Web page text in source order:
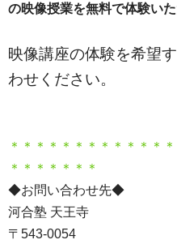
の映像授業を無料で体験いた
映像講座の体験を希望
わせください。
＊＊＊＊＊＊＊＊＊＊＊＊
＊＊＊＊＊＊＊
◆お問い合わせ先◆
河合塾 天王寺
〒543-0054